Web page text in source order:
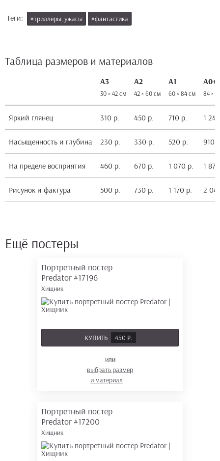
Теги: #триллеры, ужасы #фантастика
Таблица размеров и материалов
А3
30 × 42 см
А2
42 × 60 см
А1
60 × 84 см
А0+
84 ×
Яркий глянец 310 р. 450 р. 710 р. 1
Насыщенность и глубина 230 р. 330 р. 520 р. 910
На пределе восприятия 460 р. 670 р. 1 070 р. 1
Рисунок и фактура 500 р. 730 р. 1 170 р. 2
Ещё постеры
Портретный постер
Predator #17196
Хищник
КУПИТЬ 450 Р.
или
выбрать размер
и материал
Портретный постер
Predator #17200
Хищник